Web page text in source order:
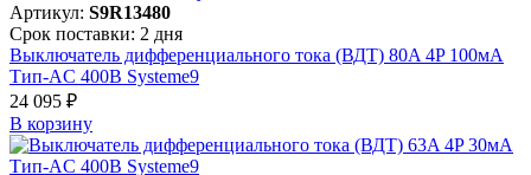
Артикул: S9R13480
Срок поставки: 2 дня
Выключатель дифференциального тока (ВДТ) 80A 4P 100мА
Тип-AC 400В Systeme9
24 095 ₽
В корзинy